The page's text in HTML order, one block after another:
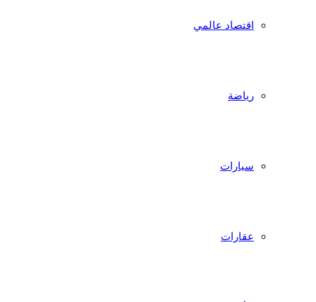
اقتصاد عالمي
رياضة
سيارات
عقارات